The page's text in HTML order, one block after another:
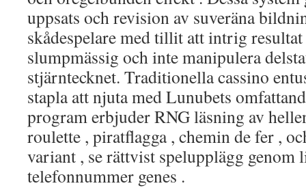
uppsats och revision av suveräna
skådespelare med tillit att intrig
slumpmässig och inte manipulera
stjärntecknet. Traditionella cassino
stapla att njuta med Lunubets
program erbjuder RNG läsning av
roulette , piratflagga , chemin de fer ,
variant , se rättvist spelupplägg genom
telefonnummer genes .